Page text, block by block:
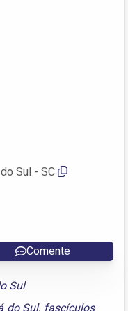
Sul - SC
Comente
Sul
do Sul, fascículos